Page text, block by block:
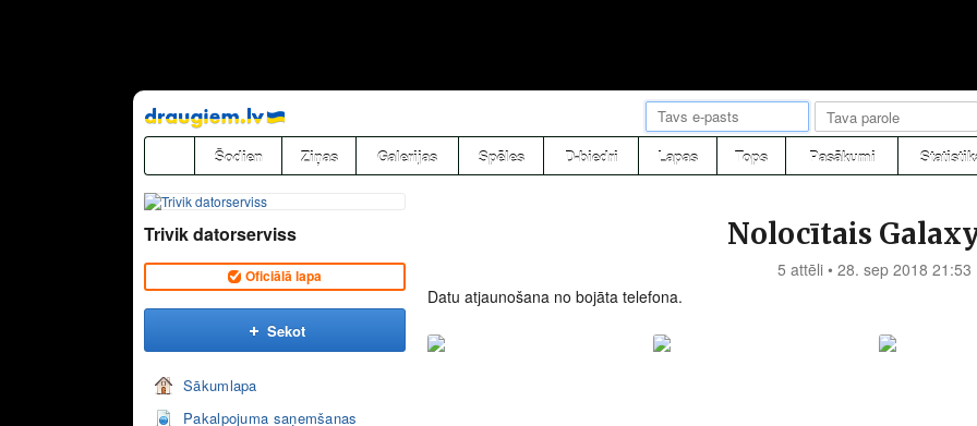
Pāriet
uz
saturu
Šodien Ziņas Galerijas Spēles D-biedri Lapas Tops Pasākumi
Trivik datorserviss
Oficiālā lapa
Sekot
Sākumlapa
Pakalpojuma saņemšanas
Nolocītais
5 attēli • 28. sep 2018 21:53
Datu atjaunošana no bojāta telefona.